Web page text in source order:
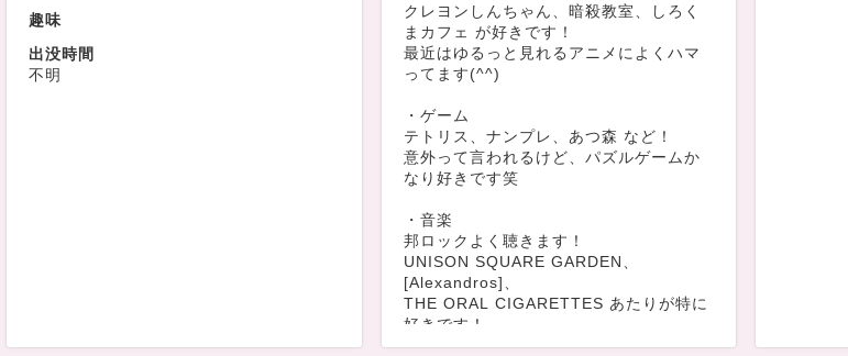
趣味
出没時間
不明
クレヨンしんちゃん、暗殺教室、しろく
まカフェ が好きです！
最近はゆるっと見れるアニメによくハマ
ってます(^^)
・ゲーム
テトリス、ナンプレ、あつ森 など！
意外って言われるけど、パズルゲームか
なり好きです笑
・音楽
邦ロックよく聴きます！
UNISON SQUARE GARDEN、
[Alexandros]、
THE ORAL CIGARETTES あたりが特に
好きです！
ライブやフェスにもよく行ってます(^^)